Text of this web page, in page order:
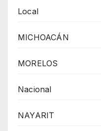
Local
MICHOACÁN
MORELOS
Nacional
NAYARIT